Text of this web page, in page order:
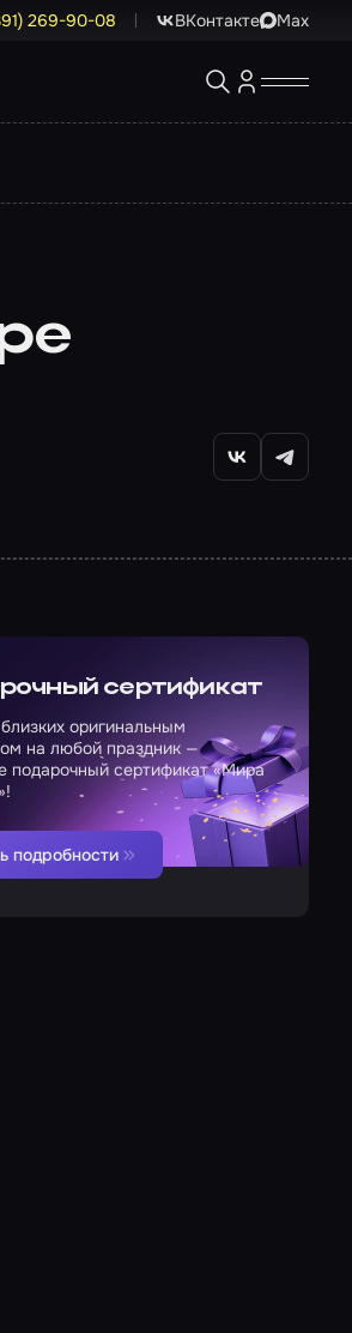
269-90-08 ВКонтакте Max
сертификат
оригинальным
на любой праздник —
подарочный сертификат «Мира
подробности